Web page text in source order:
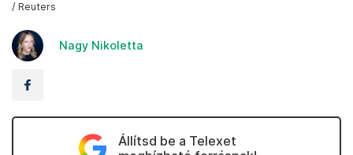
/ Reuters
Nagy Nikoletta
Állítsd be a Telexet